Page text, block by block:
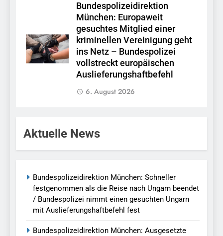
Bundespolizeidirektion
München: Europaweit
gesuchtes Mitglied einer
kriminellen Vereinigung geht
ins Netz – Bundespolizei
vollstreckt europäischen
Auslieferungshaftbefehl
6. August 2026
Aktuelle News
Bundespolizeidirektion München: Schneller
festgenommen als die Reise nach Ungarn beendet
/ Bundespolizei nimmt einen gesuchten Ungarn
mit Auslieferungshaftbefehl fest
Bundespolizeidirektion München: Ausgesetzte